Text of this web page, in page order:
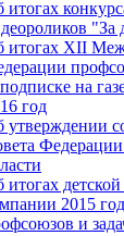
итогах
"За
итогах XII
на
год
утверждении
итогах
2015
и